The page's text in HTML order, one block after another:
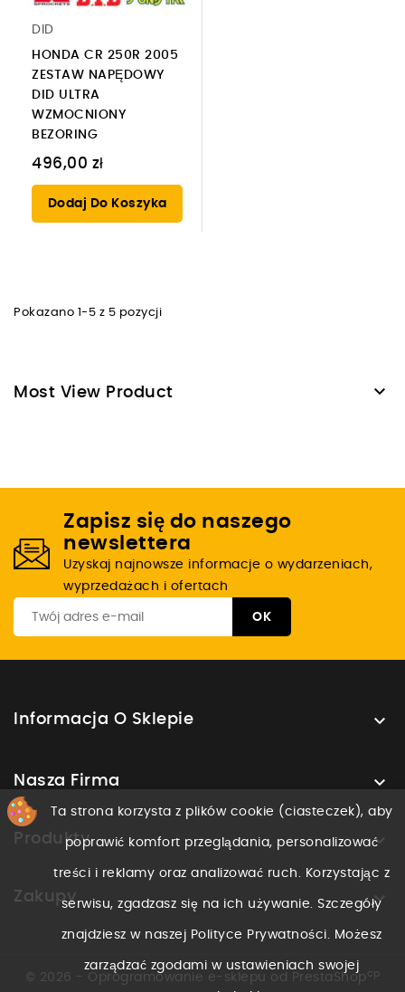
DID
HONDA CR 250R 2005
ZESTAW NAPĘDOWY
DID ULTRA
WZMOCNIONY
BEZORING
496,00 zł
Dodaj Do Koszyka
Pokazano 1-5 z 5 pozycji
Most View Product 
Zapisz się do naszego
newslettera
Uzyskaj najnowsze informacje o wydarzeniach,
wyprzedażach i ofertach
Informacja O Sklepie 
Nasza Firma 
Produkty 
Zakupy 
Ta strona korzysta z plików cookie (ciasteczek), aby
poprawić komfort przeglądania, personalizować
treści i reklamy oraz analizować ruch. Korzystając z
serwisu, zgadzasz się na ich używanie. Szczegóły
znajdziesz w naszej Polityce Prywatności. Możesz
zarządzać zgodami w ustawieniach swojej
© 2026 - Oprogramowanie e-sklepu od PrestaShop cp